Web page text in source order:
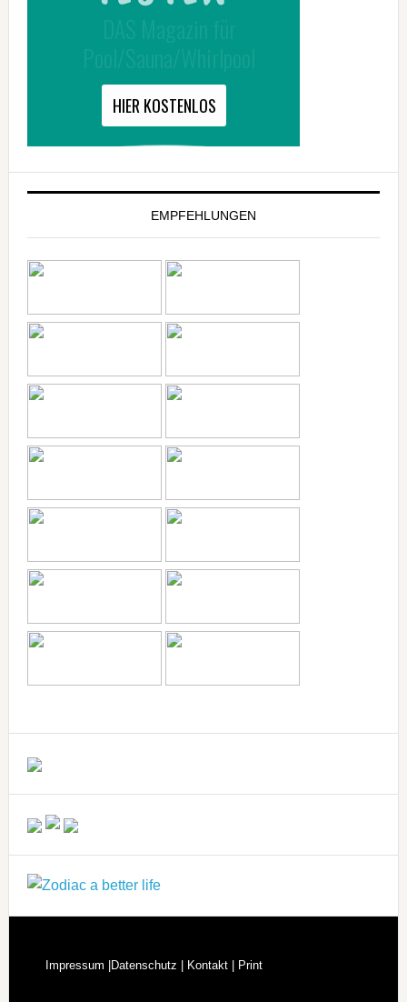
EMPFEHLUNGEN
Impressum | Datenschutz | Kontakt | Print